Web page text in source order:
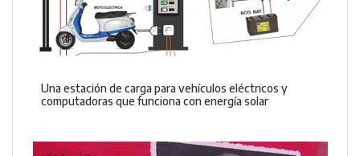
Una estación de carga para vehículos eléctricos y
computadoras que funciona con energía solar